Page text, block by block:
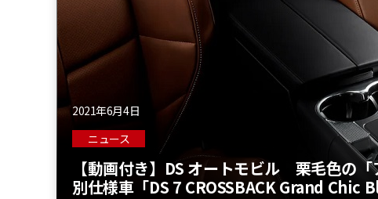
2021年6月4日
ニュース
【動画付き】DS オートモビル 栗毛色の
別仕様車「DS 7 CROSSBACK Grand Chic